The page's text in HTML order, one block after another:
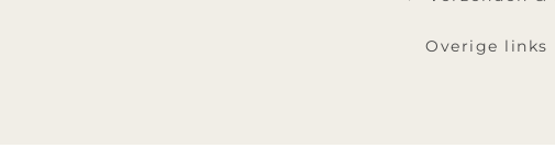
Overige links